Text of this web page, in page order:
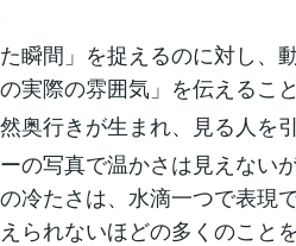
瞬間」を捉えるのに対し、
実際の雰囲気」を伝えるこ
奥行きが生まれ、見る人を
の写真で温かさは見えない
冷たさは、水滴一つで表現
られないほどの多くのこと